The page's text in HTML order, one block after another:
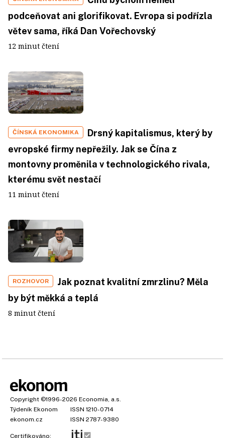
podceňovat ani glorifikovat. Evropa si podřízla
větev sama, říká Dan Vořechovský
12 minut čtení
ČÍNSKÁ EKONOMIKA
Drsný kapitalismus, který by
evropské firmy nepřežily. Jak se Čína z
montovny proměnila v technologického rivala,
kterému svět nestačí
11 minut čtení
ROZHOVOR
Jak poznat kvalitní zmrzlinu? Měla
by být měkká a teplá
8 minut čtení
Copyright ©1996-2026 Economia, a.s.
Týdeník Ekonom
ISSN 1210-0714
ekonom.cz
ISSN 2787-9380
Certifikováno: